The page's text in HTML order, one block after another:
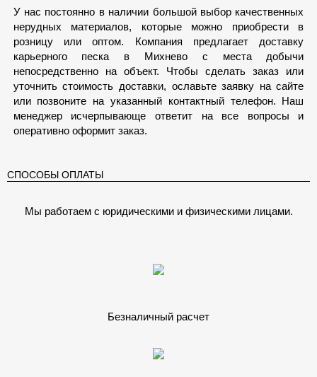
У нас постоянно в наличии большой выбор качественных
нерудных материалов, которые можно приобрести в
розницу или оптом. Компания предлагает доставку
карьерного песка в Михнево с места добычи
непосредственно на объект. Чтобы сделать заказ или
уточнить стоимость доставки, ославьте заявку на сайте
или позвоните на указанный контактный телефон. Наш
менеджер исчерпывающе ответит на все вопросы и
оперативно оформит заказ.
СПОСОБЫ ОПЛАТЫ
Мы работаем с юридическими и физическими лицами.
Безналичный расчет